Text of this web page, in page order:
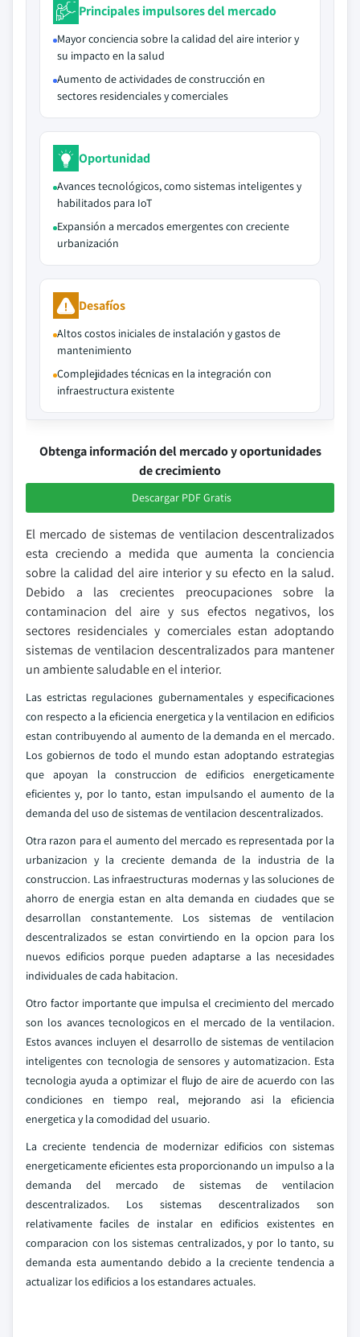
Principales impulsores del mercado
Mayor conciencia sobre la calidad del aire interior y
su impacto en la salud
Aumento de actividades de construcción en
sectores residenciales y comerciales
Oportunidad
Avances tecnológicos, como sistemas inteligentes y
habilitados para IoT
Expansión a mercados emergentes con creciente
urbanización
Desafíos
Altos costos iniciales de instalación y gastos de
mantenimiento
Complejidades técnicas en la integración con
infraestructura existente
Obtenga información del mercado y oportunidades
de crecimiento
Descargar PDF Gratis
El mercado de sistemas de ventilacion descentralizados
esta creciendo a medida que aumenta la conciencia
sobre la calidad del aire interior y su efecto en la salud.
Debido a las crecientes preocupaciones sobre la
contaminacion del aire y sus efectos negativos, los
sectores residenciales y comerciales estan adoptando
sistemas de ventilacion descentralizados para mantener
un ambiente saludable en el interior.
Las estrictas regulaciones gubernamentales y especificaciones
con respecto a la eficiencia energetica y la ventilacion en edificios
estan contribuyendo al aumento de la demanda en el mercado.
Los gobiernos de todo el mundo estan adoptando estrategias
que apoyan la construccion de edificios energeticamente
eficientes y, por lo tanto, estan impulsando el aumento de la
demanda del uso de sistemas de ventilacion descentralizados.
Otra razon para el aumento del mercado es representada por la
urbanizacion y la creciente demanda de la industria de la
construccion. Las infraestructuras modernas y las soluciones de
ahorro de energia estan en alta demanda en ciudades que se
desarrollan constantemente. Los sistemas de ventilacion
descentralizados se estan convirtiendo en la opcion para los
nuevos edificios porque pueden adaptarse a las necesidades
individuales de cada habitacion.
Otro factor importante que impulsa el crecimiento del mercado
son los avances tecnologicos en el mercado de la ventilacion.
Estos avances incluyen el desarrollo de sistemas de ventilacion
inteligentes con tecnologia de sensores y automatizacion. Esta
tecnologia ayuda a optimizar el flujo de aire de acuerdo con las
condiciones en tiempo real, mejorando asi la eficiencia
energetica y la comodidad del usuario.
La creciente tendencia de modernizar edificios con sistemas
energeticamente eficientes esta proporcionando un impulso a la
demanda del mercado de sistemas de ventilacion
descentralizados. Los sistemas descentralizados son
relativamente faciles de instalar en edificios existentes en
comparacion con los sistemas centralizados, y por lo tanto, su
demanda esta aumentando debido a la creciente tendencia a
actualizar los edificios a los estandares actuales.